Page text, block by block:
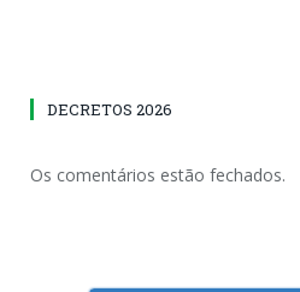
DECRETOS 2026
Os comentários estão fechados.